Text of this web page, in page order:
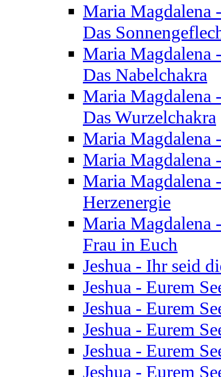
Maria Magdalena
Das
Maria Magdalena
Das Nabelchakra
Maria Magdalena
Das Wurzelchakra
Maria Magdalena
Maria Magdalena
Maria Magdalena
Herzenergie
Maria Magdalena
Frau in Euch
Jeshua - Ihr seid
Jeshua - Eurem
Jeshua - Eurem
Jeshua - Eurem
Jeshua - Eurem
Jeshua - Eurem